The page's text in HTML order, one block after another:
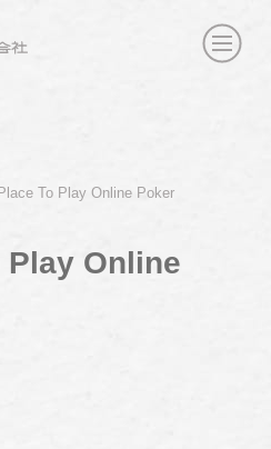
To Play Online Poker
Play Online